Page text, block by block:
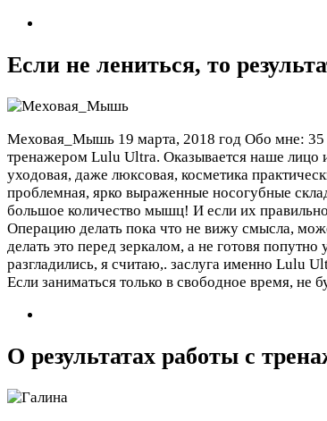
Если не лениться, то
Меховая_Мышь 19 марта, 2018 год Обо мне: 35
тренажером Lulu Ultra. Оказывается наше лицо
уходовая, даже люксовая, косметика
проблемная, ярко выраженные носогубные
большое количество мышц! И если их
Операцию делать пока что не вижу смысла,
делать это перед зеркалом, а не готовя
разгладились, я считаю,. заслуга именно Lulu
Если заниматься только в свободное время, не
О результатах работы с